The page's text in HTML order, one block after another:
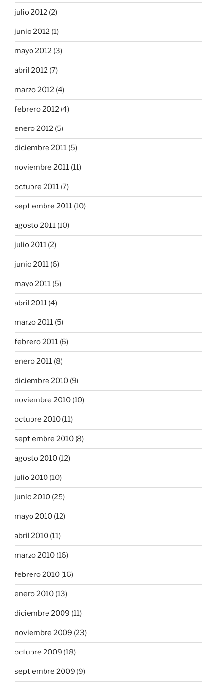
julio 2012 (2)
junio 2012 (1)
mayo 2012 (3)
abril 2012 (7)
marzo 2012 (4)
febrero 2012 (4)
enero 2012 (5)
diciembre 2011 (5)
noviembre 2011 (11)
octubre 2011 (7)
septiembre 2011 (10)
agosto 2011 (10)
julio 2011 (2)
junio 2011 (6)
mayo 2011 (5)
abril 2011 (4)
marzo 2011 (5)
febrero 2011 (6)
enero 2011 (8)
diciembre 2010 (9)
noviembre 2010 (10)
octubre 2010 (11)
septiembre 2010 (8)
agosto 2010 (12)
julio 2010 (10)
junio 2010 (25)
mayo 2010 (12)
abril 2010 (11)
marzo 2010 (16)
febrero 2010 (16)
enero 2010 (13)
diciembre 2009 (11)
noviembre 2009 (23)
octubre 2009 (18)
septiembre 2009 (9)